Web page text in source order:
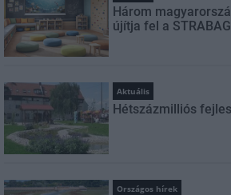
Három
újítja fel a STRABAG
Aktuális
Hétszázmilliós
Országos hírek